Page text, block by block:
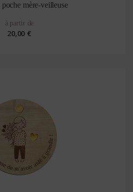
mère-veilleuse
à partir de
20,00 €